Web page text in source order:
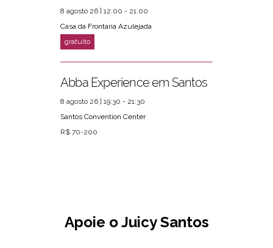
8 agosto 26 | 12:00 - 21:00
Casa da Frontaria Azulejada
Abba Experience em Santos
8 agosto 26 | 19:30 - 21:30
Santos Convention Center
R$ 70-200
Apoie o Juicy Santos